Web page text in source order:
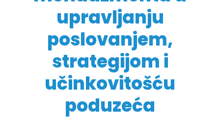
upravljanju
poslovanjem,
strategijom i
učinkovitošću
poduzeća